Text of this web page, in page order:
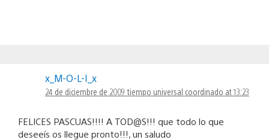
x_M-O-L-I_x
24 de diciembre de 2009 tiempo universal coordinado at 13:23
FELICES PASCUAS!!!! A TOD@S!!! que todo lo que
deseeís os llegue pronto!!!, un saludo